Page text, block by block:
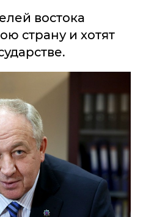
востока
страну и хотят